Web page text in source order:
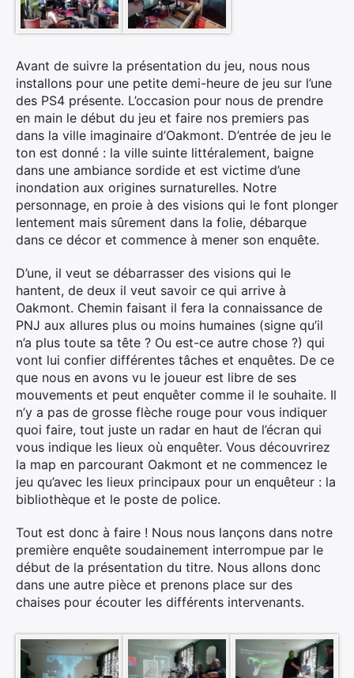
Avant de suivre la présentation du jeu, nous nous
installons pour une petite demi-heure de jeu sur l’une
des PS4 présente. L’occasion pour nous de prendre
en main le début du jeu et faire nos premiers pas
dans la ville imaginaire d’Oakmont. D’entrée de jeu le
ton est donné : la ville suinte littéralement, baigne
dans une ambiance sordide et est victime d’une
inondation aux origines surnaturelles. Notre
personnage, en proie à des visions qui le font plonger
lentement mais sûrement dans la folie, débarque
dans ce décor et commence à mener son enquête.
D’une, il veut se débarrasser des visions qui le
hantent, de deux il veut savoir ce qui arrive à
Oakmont. Chemin faisant il fera la connaissance de
PNJ aux allures plus ou moins humaines (signe qu’il
n’a plus toute sa tête ? Ou est-ce autre chose ?) qui
vont lui confier différentes tâches et enquêtes. De ce
que nous en avons vu le joueur est libre de ses
mouvements et peut enquêter comme il le souhaite. Il
n’y a pas de grosse flèche rouge pour vous indiquer
quoi faire, tout juste un radar en haut de l’écran qui
vous indique les lieux où enquêter. Vous découvrirez
la map en parcourant Oakmont et ne commencez le
jeu qu’avec les lieux principaux pour un enquêteur : la
bibliothèque et le poste de police.
Tout est donc à faire ! Nous nous lançons dans notre
première enquête soudainement interrompue par le
début de la présentation du titre. Nous allons donc
dans une autre pièce et prenons place sur des
chaises pour écouter les différents intervenants.